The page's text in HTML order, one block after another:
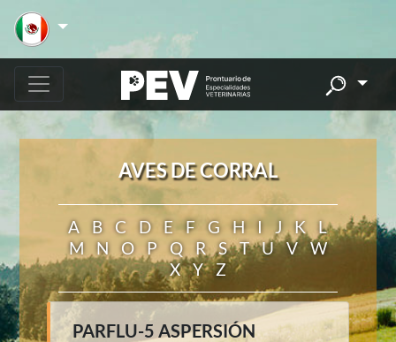
AVES DE CORRAL
A B C D E F G H I J K
L
M
N O P Q R S T U V
W
X
Y Z
PARFLU-5 ASPERSIÓN